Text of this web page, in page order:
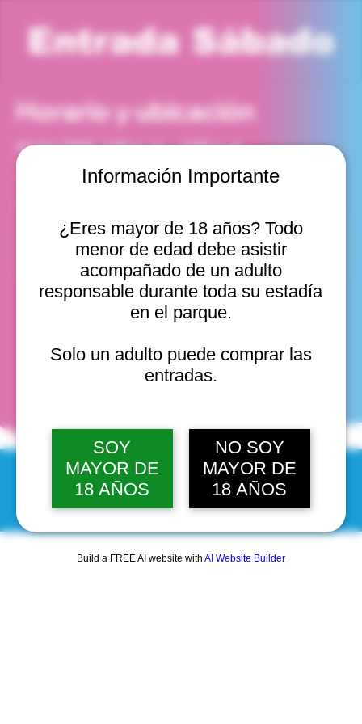
Información Importante
¿Eres mayor de 18 años? Todo
menor de edad debe asistir
acompañado de un adulto
responsable durante toda su estadía
en el parque.
Solo un adulto puede comprar las
entradas.
SOY
MAYOR DE
18 AÑOS
NO SOY
MAYOR DE
18 AÑOS
Build a FREE AI website with AI Website Builder
Entrada Sábado
Horario y ubicación
14 feb 2026, 1:00 p. m. – 2:00 p. m.
Viña del Mar, Cam. Internacional 2440, Viña del Mar,
Valparaíso, Chile
sáb, 08 ago, 10:00 a. m.
sáb, 08 ago, 11:00 a. m.
sáb, 08 ago, 12:00 p. m.
Ver 22
fechas
© 2025 by Scantastic.